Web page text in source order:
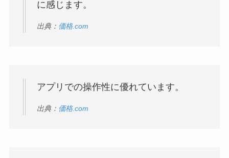
に感じます。
出典： 価格.com
アプリでの操作性に優れています。
出典： 価格.com